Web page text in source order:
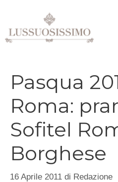
contenuto
Pasqua
Roma:
Sofitel
Borghese
16 Aprile 2011 di Redazione